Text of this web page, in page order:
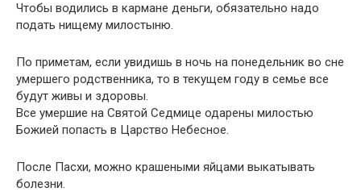
Чтобы водились в кармане деньги, обязательно надо
подать нищему милостыню.
По приметам, если увидишь в ночь на понедельник во сне
умершего родственника, то в текущем году в семье все
будут живы и здоровы.
Все умершие на Святой Седмице одарены милостью
Божией попасть в Царство Небесное.
После Пасхи, можно крашеными яйцами выкатывать
болезни.